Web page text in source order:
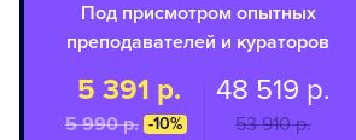
Под присмотром опытных
преподавателей и кураторов
5 391 р.
5 990 p. -10%
48 519 р.
53 910 p.